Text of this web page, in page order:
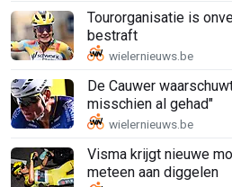
Tourorganisatie is
bestraft
De Cauwer
misschien al gehad"
Visma krijgt nieuwe
meteen aan diggelen